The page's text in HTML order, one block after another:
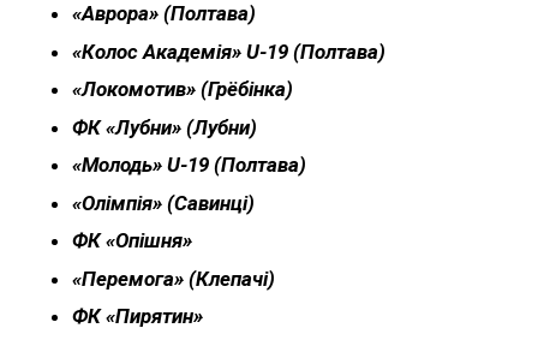
«Аврора» (Полтава)
«Колос Академія» U-19 (Полтава)
«Локомотив» (Грёбінка)
ФК «Лубни» (Лубни)
«Молодь» U-19 (Полтава)
«Олімпія» (Савинці)
ФК «Опішня»
«Перемога» (Клепачі)
ФК «Пирятин»